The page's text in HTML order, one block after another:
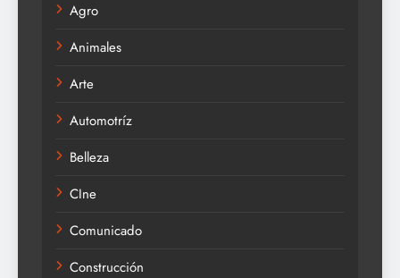
Agro
Animales
Arte
Automotríz
Belleza
CIne
Comunicado
Construcción